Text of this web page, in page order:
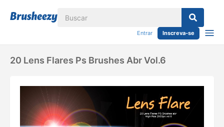
Entrar Inscreva-se
20 Lens Flares Ps Brushes Abr Vol.6